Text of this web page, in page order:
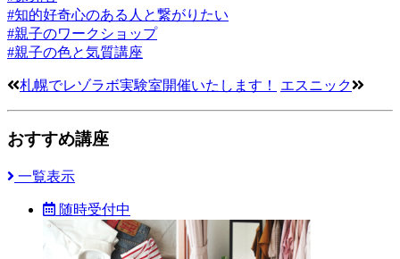
#知的好奇心のある人と繋がりたい
#親子のワークショップ
#親子の色と気質講座
札幌でレゾラボ実験室開催いたします！ エスニック
おすすめ講座
一覧表示
随時受付中